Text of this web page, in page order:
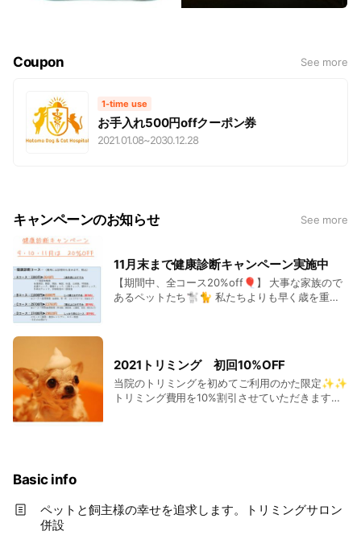
Coupon See more
1-time use
お手入れ500円offクーポン券
2021.01.08~2030.12.28
キャンペーンのお知らせ See more
11月末まで健康診断キャンペーン実施中
【期間中、全コース20%off🎈】 大事な家族ので
あるペットたち🐩🐈 私たちよりも早く歳を重ね
を心がけましょう😊✨
2021トリミング 初回10%OFF
当院のトリミングを初めてご利用のかた限定✨✨
トリミング費用を10%割引させていただきます🛁
Basic info
ペットと飼主様の幸せを追求します。トリミングサロン
併設